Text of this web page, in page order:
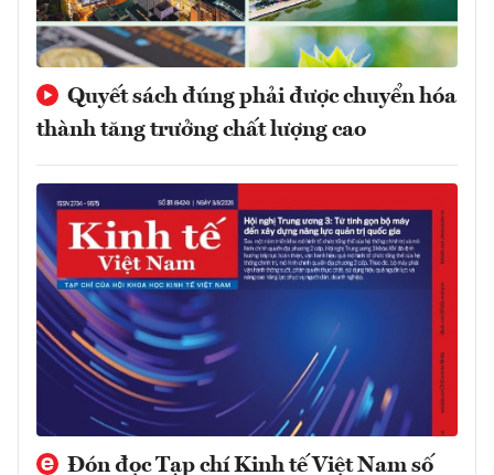
Quyết sách đúng phải được chuyển hóa
thành tăng trưởng chất lượng cao
Đón đọc Tạp chí Kinh tế Việt Nam số